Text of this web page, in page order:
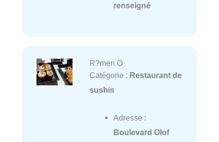
renseigné
R?men O
Catégorie : Restaurant de
sushis
Adresse :
Boulevard Olof